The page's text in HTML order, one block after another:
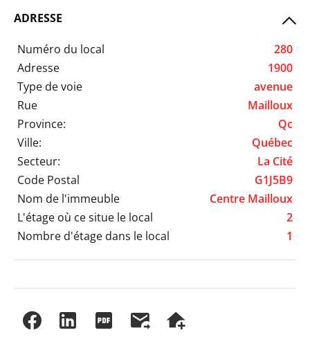
ADRESSE
Numéro du local
280
Adresse
1900
Type de voie
avenue
Rue
Mailloux
Province:
Qc
Ville:
Québec
Secteur:
La Cité
Code Postal
G1J5B9
Nom de l'immeuble
Centre Mailloux
L'étage où ce situe le local
2
Nombre d'étage dans le local
1